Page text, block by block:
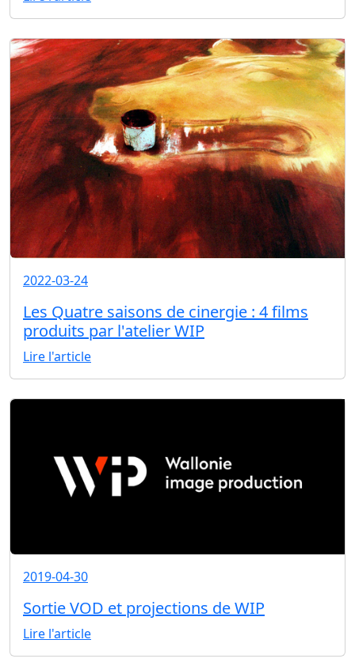
2022-03-24
Les Quatre saisons de cinergie : 4 films
produits par l'atelier WIP
Lire l'article
2019-04-30
Sortie VOD et projections de WIP
Lire l'article